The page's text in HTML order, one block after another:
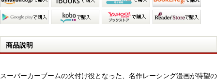
商品説明
スーパーカーブームの火付け役となった、名作レーシング漫画が待望の